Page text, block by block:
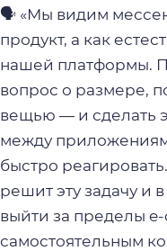
🗣️ «Мы видим
продукт, а как
нашей платформы.
вопрос о размере,
вещью — и сделать
между
быстро
решит эту задачу и
выйти за пределы
самостоятельным